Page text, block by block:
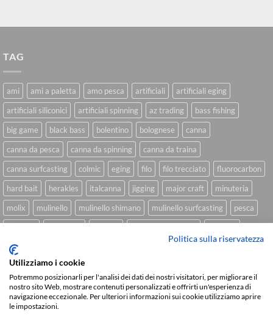
TAG
ami ami a paletta amo pesca artificiali
artificiali eging
artificiali siliconici
artificiali spinning az trading
bass fishing
big game
black bass bolentino bolognese
canna
canna da pesca
canna da spinning
canna da traina
canna surfcasting
colmic eging filo filo trecciato
fluorocarbon
hard bait
herakles italcanna jigging major craft
minuteria
molix
mulinello mulinello shimano mulinello surfcasting
pesca
spinning inshore
Sviluppato daWe Blink Design
Politica sulla riservatezza
Utilizziamo i cookie
Potremmo posizionarli per l'analisi dei dati dei nostri visitatori, per migliorare il
nostro sito Web, mostrare contenuti personalizzati e offrirti un'esperienza di
navigazione eccezionale. Per ulteriori informazioni sui cookie utilizziamo aprire
le impostazioni.